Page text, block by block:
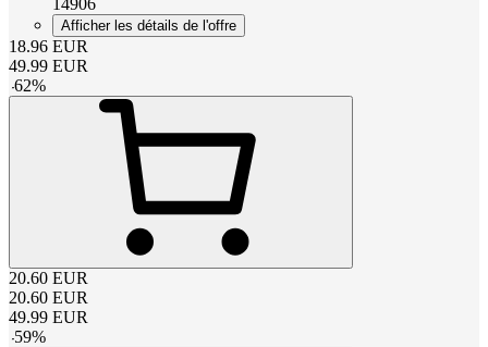
Afficher les détails de l'offre
18.96 EUR
49.99 EUR
-62%
20.60 EUR
20.60 EUR
49.99 EUR
-59%